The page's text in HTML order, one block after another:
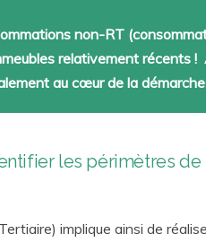
non-RT
relativement récents
au cœur de la
les périmètres de
implique ainsi de